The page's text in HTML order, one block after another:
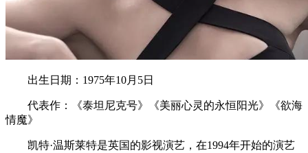
出生日期：1975年10月5日
代表作：《泰坦尼克号》《美丽心灵的永恒阳光》《欲海
情魔》
凯特·温斯莱特是英国的影视演艺，在1994年开始的演艺